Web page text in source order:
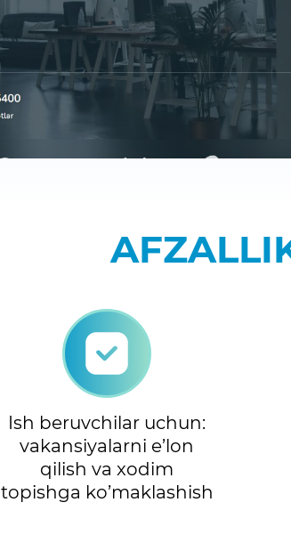
Ish beruvchilar uchun:
vakansiyalarni e’lon
qilish va xodim
topishga ko’maklashish